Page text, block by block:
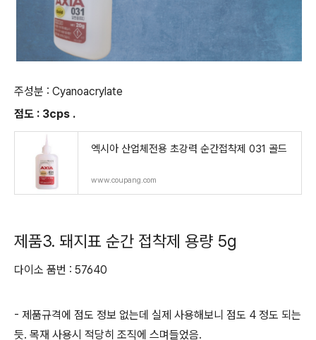
주성분 : Cyanoacrylate
점도 : 3cps .
엑시아 산업체전용 초강력 순간접착제 031 골드
www.coupang.com
제품3. 돼지표 순간 접착제 용량 5g
다이소 품번 : 57640
- 제품규격에 점도 정보 없는데 실제 사용해보니 점도 4 정도 되는
듯. 목재 사용시 적당히 조직에 스며들었음.